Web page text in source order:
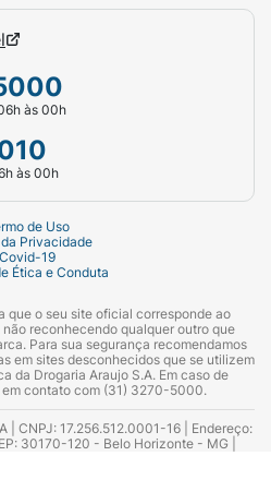
às 00h
às 00h
de Uso
Privacidade
Covid-19
Ética e Conduta
que o seu site oficial corresponde ao
reconhecendo qualquer outro que
Para sua segurança recomendamos
em sites desconhecidos que se utilizem
da Drogaria Araujo S.A. Em caso de
contato com (31) 3270-5000.
| CNPJ: 17.256.512.0001-16 | Endereço:
30170-120 - Belo Horizonte - MG |